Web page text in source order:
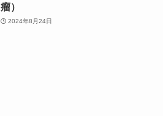
瘤）
2024年8月24日